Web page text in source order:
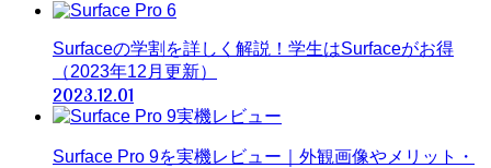
Surfaceの学割を詳しく解説！学生はSurfaceがお得
（2023年12月更新）
2023.12.01
Surface Pro 9を実機レビュー｜外観画像やメリット・